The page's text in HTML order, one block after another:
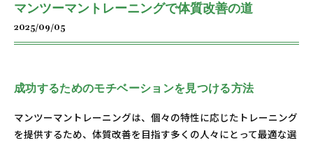
マンツーマントレーニングで体質改善の道
2025/09/05
成功するためのモチベーションを見つける方法
マンツーマントレーニングは、個々の特性に応じたトレーニング
を提供するため、体質改善を目指す多くの人々にとって最適な選